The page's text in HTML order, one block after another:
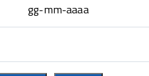
gg-mm-aaaa